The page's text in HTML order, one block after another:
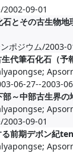
2002-09-01
とその古生物地
ポジウム/2003-
代筆石化石（予
06-27--2003-
～中部古生界の
2003-09-01
る前期デボン紀